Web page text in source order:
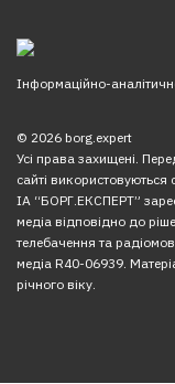
Інформаційно-
© 2026 borg.expert
Усі права захищені.
сайті використовуються
ІА “БОРГ.ЕКСПЕРТ”
медіа відповідно до
телебачення та
медіа R40-06939.
річного віку.